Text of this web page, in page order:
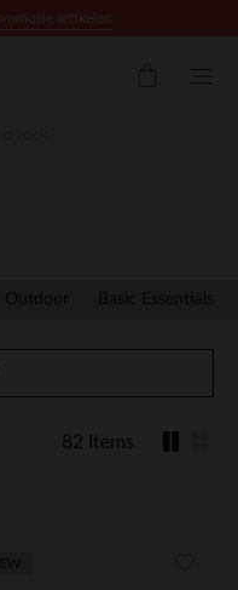
Outdoor Basic Essentials
82 Items